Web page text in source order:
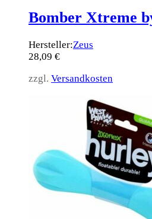
Bomber Xtreme
Hersteller:Zeus
28,09 €
zzgl. Versandkosten